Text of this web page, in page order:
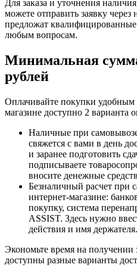
Для заказа и уточнения
можете отправить заявку
предложат
любым вопросам.
Минимальная
рублей
Оплачивайте покупки удобным
магазине доступно 2 варианта
Наличные при
свяжется с вами в день
и заранее подготовить
подписываете
вносите денежные
Безналичный расчет при
интернет-магазине:
покупку, система
ASSIST. Здесь нужно
действия и имя держателя.
Экономьте время на получении
доступны разные варианты